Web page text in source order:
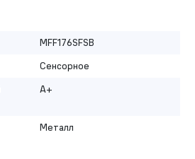
MFF176SFSB
Сенсорное
A+
Металл